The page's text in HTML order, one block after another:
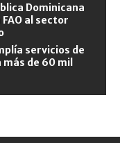
Dominicana
al sector
servicios de
de 60 mil